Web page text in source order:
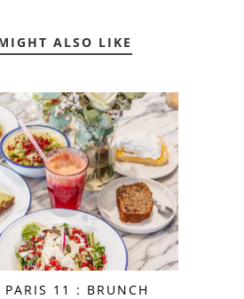
ALSO LIKE
PARIS 11 : BRUNCH